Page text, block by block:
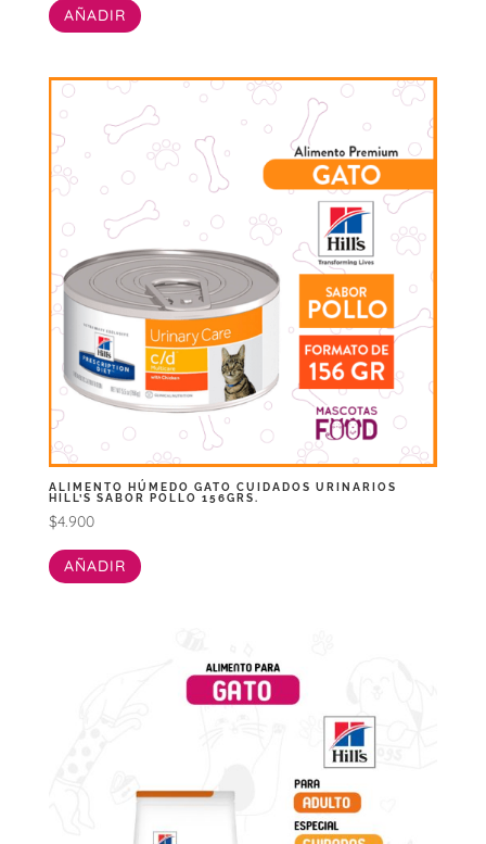
AÑADIR
ALIMENTO HÚMEDO GATO CUIDADOS URINARIOS
HILL’S SABOR POLLO 156GRS.
$4.900
AÑADIR